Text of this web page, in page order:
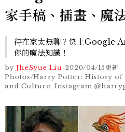
家手稿、插畫、魔
待在家太無聊？快上
你的魔法知識！
by JheSyue Liu-2020/04/15更新
Photos/Harry Potter: History of
and Culture; Instagram